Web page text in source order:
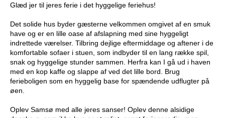
Glæd jer til jeres ferie i det hyggelige feriehus!
Det solide hus byder gæsterne velkommen omgivet af en smuk
have og er en lille oase af afslapning med sine hyggeligt
indrettede værelser. Tilbring dejlige eftermiddage og aftener i de
komfortable sofaer i stuen, som indbyder til en lang række spil,
snak og hyggelige stunder sammen. Herfra kan I gå ud i haven
med en kop kaffe og slappe af ved det lille bord. Brug
ferieboligen som en hyggelig base for spændende udflugter på
øen.
Oplev Samsø med alle jeres sanser! Oplev denne alsidige